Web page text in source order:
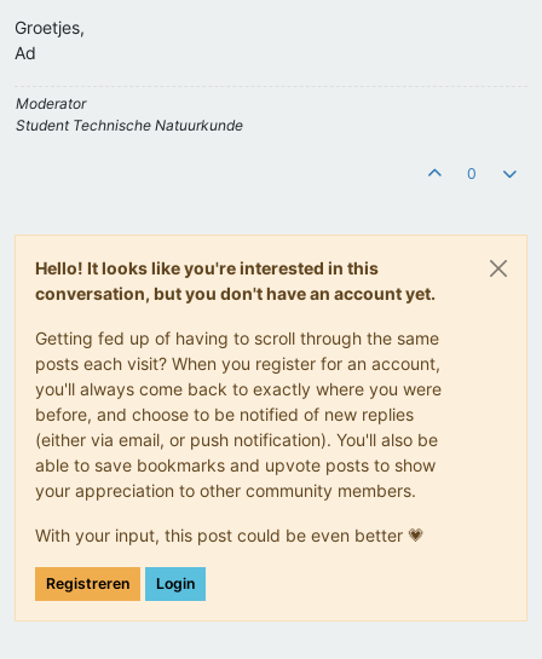
Groetjes,
Ad
Moderator
Student Technische Natuurkunde
0
Hello! It looks like you're interested in this
conversation, but you don't have an account yet.
Getting fed up of having to scroll through the same
posts each visit? When you register for an account,
you'll always come back to exactly where you were
before, and choose to be notified of new replies
(either via email, or push notification). You'll also be
able to save bookmarks and upvote posts to show
your appreciation to other community members.
With your input, this post could be even better 💗
Registreren Login